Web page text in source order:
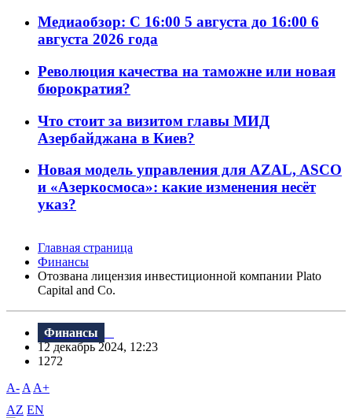
Медиаобзор: С 16:00 5 августа до 16:00 6
августа 2026 года
Революция качества на таможне или новая
бюрократия?
Что стоит за визитом главы МИД
Азербайджана в Киев?
Новая модель управления для AZAL, ASCO
и «Азеркосмоса»: какие изменения несёт
указ?
Главная страница
Финансы
Отозвана лицензия инвестиционной компании Plato
Capital and Co.
Финансы
12 декабрь 2024, 12:23
1272
A- A A+
AZ EN